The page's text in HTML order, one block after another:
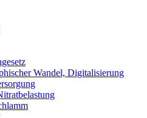
Wandel, Digitalisierung